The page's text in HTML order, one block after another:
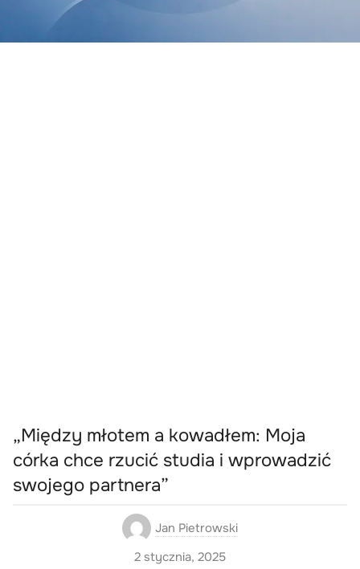
„Między młotem a kowadłem: Moja
córka chce rzucić studia i wprowadzić
swojego partnera”
Jan Pietrowski
2 stycznia, 2025